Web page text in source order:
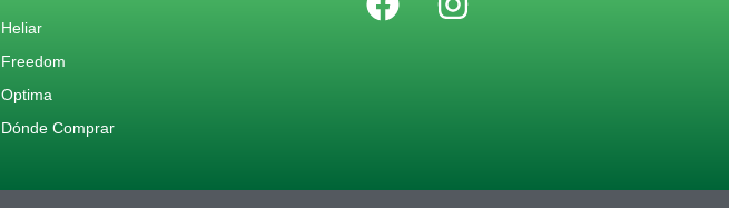
Heliar
Freedom
Optima
Dónde Comprar